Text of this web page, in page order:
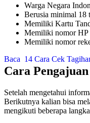
Warga Negara
Berusia minimal 18
Memiliki Kartu
Memiliki nomor HP
Memiliki nomor
Baca 14 Cara Cek
Cara
Setelah mengetahui
Berikutnya kalian bisa
mengikuti beberapa